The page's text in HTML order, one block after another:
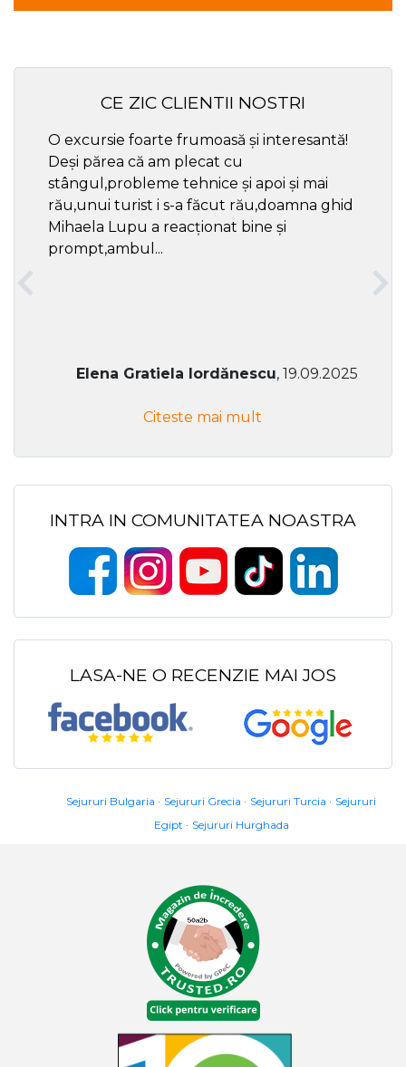
CE ZIC CLIENTII NOSTRI
O excursie foarte frumoasă și interesantă!
Deși părea că am plecat cu
stângul,probleme tehnice și apoi și mai
rău,unui turist i s-a făcut rău,doamna ghid
Mihaela Lupu a reacționat bine și
prompt,ambul...
Elena Gratiela Iordănescu, 19.09.2025
Citeste mai mult
INTRA IN COMUNITATEA NOASTRA
LASA-NE O RECENZIE MAI JOS
Sejururi Bulgaria Sejururi Grecia Sejururi Turcia
Sejururi
Egipt
Sejururi Hurghada